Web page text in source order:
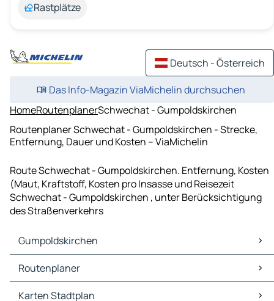
Rastplätze
Deutsch - Österreich
Das Info-Magazin ViaMichelin durchsuchen
HomeRoutenplanerSchwechat - Gumpoldskirchen
Routenplaner Schwechat - Gumpoldskirchen - Strecke,
Entfernung, Dauer und Kosten – ViaMichelin
Route Schwechat - Gumpoldskirchen. Entfernung, Kosten
(Maut, Kraftstoff, Kosten pro Insasse und Reisezeit
Schwechat - Gumpoldskirchen , unter Berücksichtigung
des Straßenverkehrs
Gumpoldskirchen
Gumpoldskirchen Karten Stadtplan
Gumpoldskirchen Verkehr
Gumpoldskirchen Hotels
Routenplaner
Routenplaner Gumpoldskirchen - Wien
Karten Stadtplan